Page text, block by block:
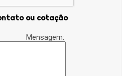
ou cotação
Mensagem: